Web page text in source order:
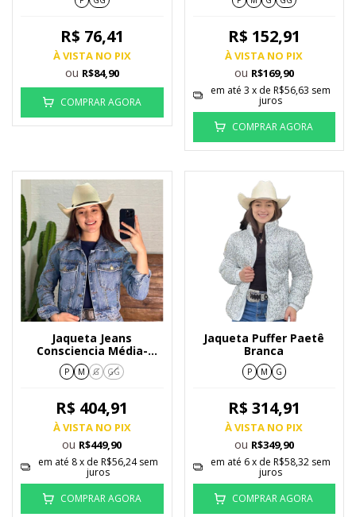
R$ 76,41
À VISTA NO PIX
ou R$84,90
COMPRAR AGORA
R$ 152,91
À VISTA NO PIX
ou R$169,90
em até 3 x de R$56,63 sem
juros
COMPRAR AGORA
Jaqueta Jeans
Consciencia Média-
24341
P M G GG
R$ 404,91
À VISTA NO PIX
ou R$449,90
em até 8x deR$56,24 sem
juros
COMPRAR AGORA
Jaqueta Puffer Paetê
Branca
P M G
R$ 314,91
À VISTA NO PIX
ou R$349,90
em até 6x de R$58,32 sem
juros
COMPRAR AGORA